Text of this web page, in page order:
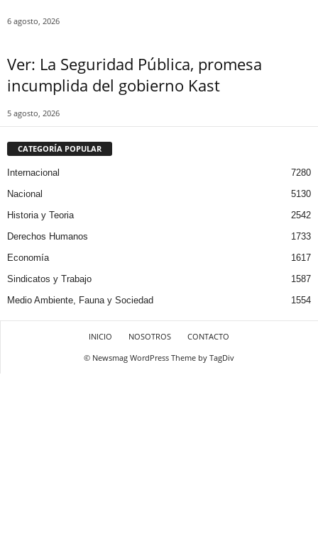
6 agosto, 2026
Ver: La Seguridad Pública, promesa
incumplida del gobierno Kast
5 agosto, 2026
CATEGORÍA POPULAR
Internacional
7280
Nacional
5130
Historia y Teoria
2542
Derechos Humanos
1733
Economía
1617
Sindicatos y Trabajo
1587
Medio Ambiente, Fauna y Sociedad
1554
INICIO NOSOTROS
CONTACTO
© Newsmag WordPress Theme by TagDiv